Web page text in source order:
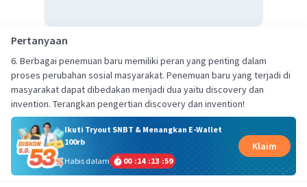
Pertanyaan
6. Berbagai penemuan baru memiliki peran yang penting dalam
proses perubahan sosial masyarakat. Penemuan baru yang terjadi di
masyarakat dapat dibedakan menjadi dua yaitu discovery dan
invention. Terangkan pengertian discovery dan invention!
Ikuti Tryout SNBT & Menangkan E-Wallet
100rb
Habis dalam
00 :14 :13 :59
Klaim